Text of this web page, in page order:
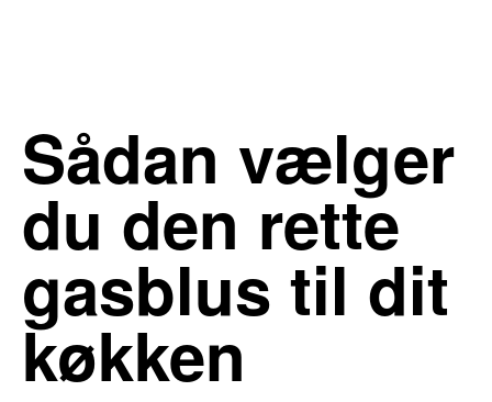
Sådan vælger
du den rette
gasblus til dit
køkken